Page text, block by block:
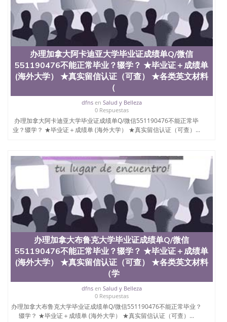
料； 5、等待结果，完成结果书留服直接邮寄给客户
6、客户确认收到结果，付余款。 我们对海外大学及
学院的毕业证成绩单所使用的材料，尺寸大小，防伪
结构（包括：水印，阴影底纹，钢印LOGO烫金烫
银，LOGO烫金烫银复合重叠。 文字图案浮雕，激光
镭射，紫外荧光，温感，复印防伪）都有原版本文凭
对照。质量得到了广大海外客户群体的认可，同时和
海外学校留学中介， 同时能做到与时俱进，及时掌握
各大院校的（毕业证，成绩单，资格证，学生卡，结
业证，录取通知书，在读证明等相关材料）的版本更
新信息， 能够在时间掌握的海外学历文凭的样版，尺
寸大小，纸张材质，防伪技术等等，并在时间收集到
原版实物，以求达到客户的需求。 我们的优势： 我
们在保证合理定价的同时，坚持较高性价比，通过品
咨询顾问：Sam q/微信:551190476 Q/微
信:551190476办理毕业证成绩单、教育部认证,录取通
知书，雅思，留学回国证明.
公司专业制作、办理、仿制、成绩单文凭、改成绩、
教育部学历学位认证、毕业证、成绩单、文凭、学历
文凭、假文凭假毕业证假学历书制作、假制作、办
理、仿制学位证书、毕业证文凭、文凭毕业证、毕业
证认证、留服认证、使馆认证、使馆证明、使馆留学
回国人员证明、留学生认证、学历认证、文凭认证学
位认证、留学生学历认证、留学生学位认证、英国文
凭学历、美国文凭学历、澳洲文凭学历、加拿大文凭
学历、新西兰学历认证等q:551190476 微信：
551190476 圣何塞州立大学毕业证（San Jose State
University）圣何塞州立大学毕业证（San Jose State
University）圣何塞州立大学毕业证（San Jose State
University）圣何塞州立大学成绩单（San Jose State
University）圣何塞州立大学成绩单（ San Jose State
办理加拿大阿卡迪亚大学毕业证成绩单Q/微信
551190476不能正常毕业？辍学？ ★毕业证＋成绩单
(海外大学） ★真实留信认证（可查） ★各类英文材料
（
dfnsen Salud y Belleza
0 Respuestas
办理加拿大阿卡迪亚大学毕业证成绩单Q/微信551190476不能正常毕
业？辍学？ ★毕业证＋成绩单 (海外大学） ★真实留信认证（可查）...
办理加拿大布鲁克大学毕业证成绩单Q/微信
551190476不能正常毕业？辍学？ ★毕业证＋成绩单
(海外大学） ★真实留信认证（可查） ★各类英文材料
（学
dfnsen Salud y Belleza
0 Respuestas
办理加拿大布鲁克大学毕业证成绩单Q/微信551190476不能正常毕业？
辍学？ ★毕业证＋成绩单 (海外大学） ★真实留信认证（可查）...